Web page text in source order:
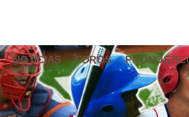
NOTICIAS FOROS